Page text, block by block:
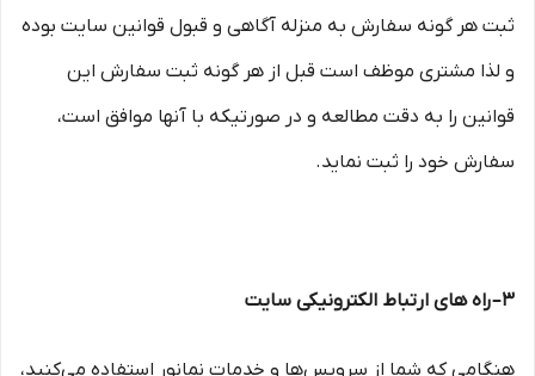
ثبت هر گونه سفارش به منزله آگاهی و قبول قوانین سایت بوده
و لذا مشتری موظف است قبل از هر گونه ثبت سفارش این
قوانین را به دقت مطالعه و در صورتیکه با آنها موافق است،
سفارش خود را ثبت نماید.
۳– راه های ارتباط الکترونیکی سایت
هنگامی که شما از سرویس‌‏ها و خدمات نمانور استفاده می‏‌کنید،